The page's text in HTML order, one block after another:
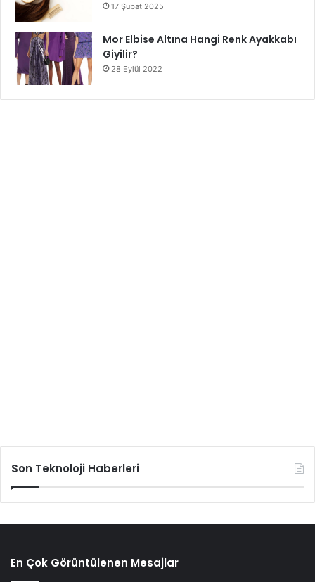
17 Şubat 2025
Mor Elbise Altına Hangi Renk Ayakkabı
Giyilir?
28 Eylül 2022
Son Teknoloji Haberleri
En Çok Görüntülenen Mesajlar